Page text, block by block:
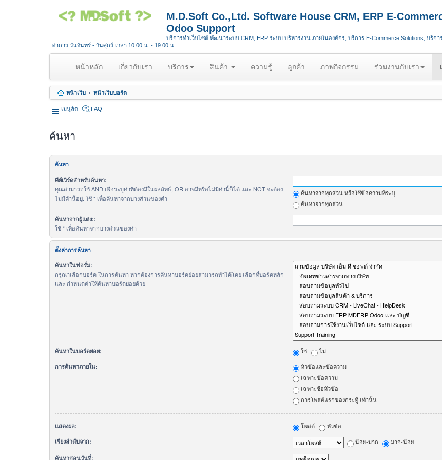
M.D.Soft Co.,Ltd. Software House CRM, ERP E-
Odoo Support
บริการทำเว็บไซต์ พัฒนาระบบ CRM, ERP ระบบ บริหารงาน ภายในองค์กร, บริการ E-Commerce Solutions, บริก
ทำการ วันจันทร์ - วันศุกร์ เวลา 10.00 น. - 19.00 น.
หน้าหลัก(
u
r
เกี่ยวกับเรา บริการ สินค้า ความรู้ ลูกค้า ภาพกิจกรรม ร่วมงานกับเรา
หน้าเว็บ หน้าเว็บบอร์ด
เมนูลัด FAQ
ค้นหา
ค้นหา
คีย์เวิร์ดสำหรับค้นหา:
คุณสามารถใช้ AND เพื่อระบุคำที่ต้องมีในผลลัพธ์, OR อาจมีหรือไม่มีคำนี้ก็ได้ และ NOT จะต้อง
ไม่มีคำนี้อยู่. ใช้ * เพื่อค้นหาจากบางส่วนของคำ
ค้นหาจากทุกส่วน หรือใช้ข้อความที่ระบุ
ค้นหาจากทุกส่วน
ค้นหาจากผู้แต่ง::
ใช้ * เพื่อค้นหาจากบางส่วนของคำ
ตั้งค่าการค้นหา
ค้นหาในฟอรั่ม:
กรุณาเลือกบอร์ด ในการค้นหา หากต้องการค้นหาบอร์ดย่อยสามารถทำได้โดย เลือกที่บอร์ดหลัก
และ กำหนดค่าให้ค้นหาบอร์ดย่อยด้วย
ค้นหาในบอร์ดย่อย: ใช่ ไม่
การค้นหาภายใน:
หัวข้อและข้อความ
เฉพาะข้อความ
เฉพาะชื่อหัวข้อ
การโพสต์แรกของกระทู้ เท่านั้น
แสดงผล: โพสต์ หัวข้อ
เรียงลำดับจาก: น้อย-มาก มาก-น้อย
ค้นหาก่อนวันที่: